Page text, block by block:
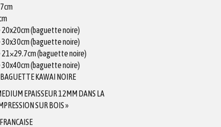
20x20cm (baguette noire)
30x30cm (baguette noire)
21×29.7cm (baguette noire)
30x40cm (baguette noire)
KAWAI NOIRE
EPAISSEUR 12MM DANS LA
SUR BOIS »